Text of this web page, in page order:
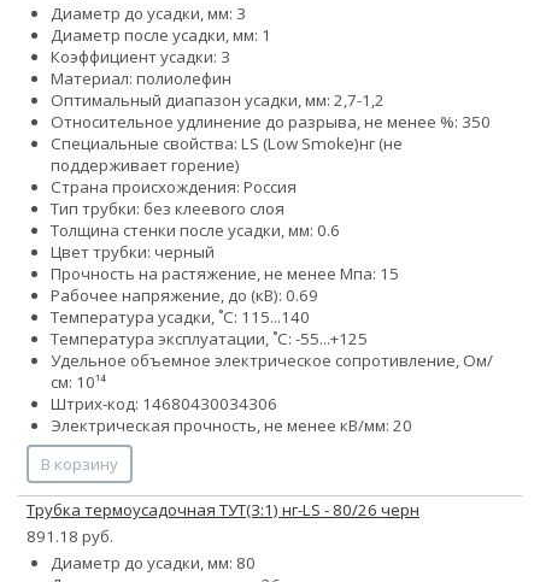
Диаметр до усадки, мм: 3
Диаметр после усадки, мм: 1
Коэффициент усадки: 3
Материал: полиолефин
Оптимальный диапазон усадки, мм: 2,7-1,2
Относительное удлинение до разрыва, не менее %: 350
Специальные свойства: LS (Low Smoke)нг (не
поддерживает горение)
Страна происхождения: Россия
Тип трубки: без клеевого слоя
Толщина стенки после усадки, мм: 0.6
Цвет трубки: черный
Прочность на растяжение, не менее Мпа: 15
Рабочее напряжение, до (кВ): 0.69
Температура усадки, ˚С: 115...140
Температура эксплуатации, ˚С: -55...+125
Удельное объемное электрическое сопротивление, Ом/
см: 10¹⁴
Штрих-код: 14680430034306
Электрическая прочность, не менее кВ/мм: 20
В корзину
Трубка термоусадочная ТУТ(3:1) нг-LS - 80/26 черн
891.18 руб.
Диаметр до усадки, мм: 80